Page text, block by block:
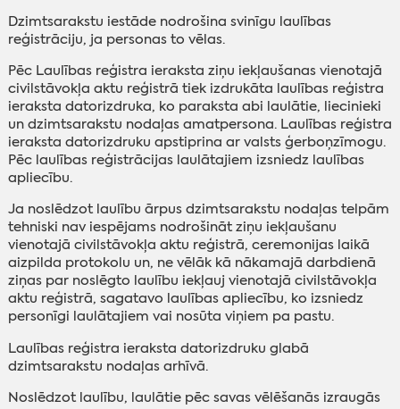
Dzimtsarakstu iestāde nodrošina svinīgu laulības
reģistrāciju, ja personas to vēlas.
Pēc Laulības reģistra ieraksta ziņu iekļaušanas vienotajā
civilstāvokļa aktu reģistrā tiek izdrukāta laulības reģistra
ieraksta datorizdruka, ko paraksta abi laulātie, liecinieki
un dzimtsarakstu nodaļas amatpersona. Laulības reģistra
ieraksta datorizdruku apstiprina ar valsts ģerboņzīmogu.
Pēc laulības reģistrācijas laulātajiem izsniedz laulības
apliecību.
Ja noslēdzot laulību ārpus dzimtsarakstu nodaļas telpām
tehniski nav iespējams nodrošināt ziņu iekļaušanu
vienotajā civilstāvokļa aktu reģistrā, ceremonijas laikā
aizpilda protokolu un, ne vēlāk kā nākamajā darbdienā
ziņas par noslēgto laulību iekļauj vienotajā civilstāvokļa
aktu reģistrā, sagatavo laulības apliecību, ko izsniedz
personīgi laulātajiem vai nosūta viņiem pa pastu.
Laulības reģistra ieraksta datorizdruku glabā
dzimtsarakstu nodaļas arhīvā.
Noslēdzot laulību, laulātie pēc savas vēlēšanās izraugās